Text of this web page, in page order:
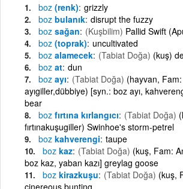
boz (renk) grizzly
boz bulanık disrupt the fuzzy
boz sağan (Kuşbilim) Pallid Swift
boz (toprak) uncultivated
boz alamecek (Tabiat Doğa) (kuş)
boz at dun
boz ayı (Tabiat Doğa) (hayvan, Fam:
ayıgiller,dübbiye) [syn.: boz ayı,
bear
boz fırtına kırlangıcı (Tabiat Doğa)
fırtınakuşugiller) Swinhoe's storm-petrel
boz kahverengi taupe
boz kaz (Tabiat Doğa) (kuş, Fam:
boz kaz, yaban kazı] greylag goose
boz kirazkuşu (Tabiat Doğa) (kuş,
cinereous bunting